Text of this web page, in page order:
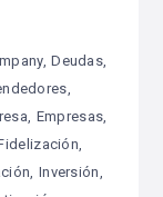
Deudas
Empresas
Inversión